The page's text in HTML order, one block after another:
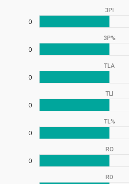
3PI
0
3P%
0
TLA
0
TLI
0
TL%
0
RO
0
RD